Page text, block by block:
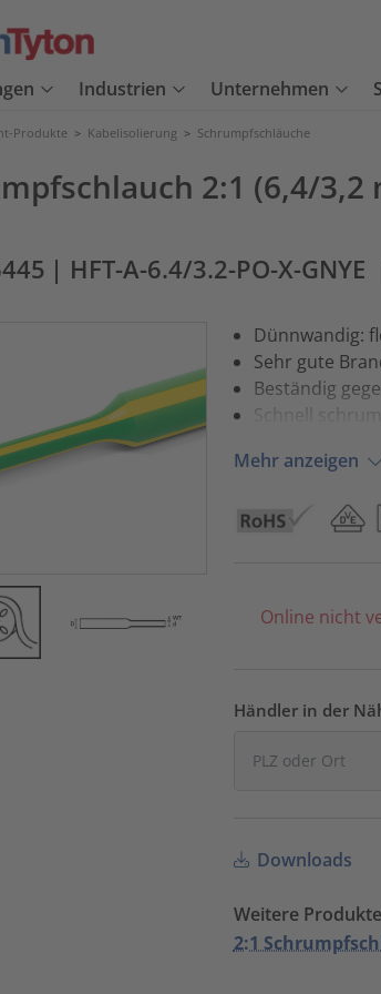
Industrien Unternehmen
Produkte > Kabelisolierung > Schrumpfschläuche
2:1 (6,4/
| HFT-A-6.4/3.2-PO-X-GNYE
Dünnwandig:
Sehr gute
Beständig
Schnell
Mehr anzeigen
Online nicht
Händler in der
Downloads
Weitere
2:1